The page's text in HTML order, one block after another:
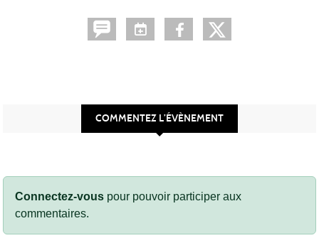
COMMENTEZ L’ÉVÈNEMENT
Connectez-vous pour pouvoir participer aux
commentaires.